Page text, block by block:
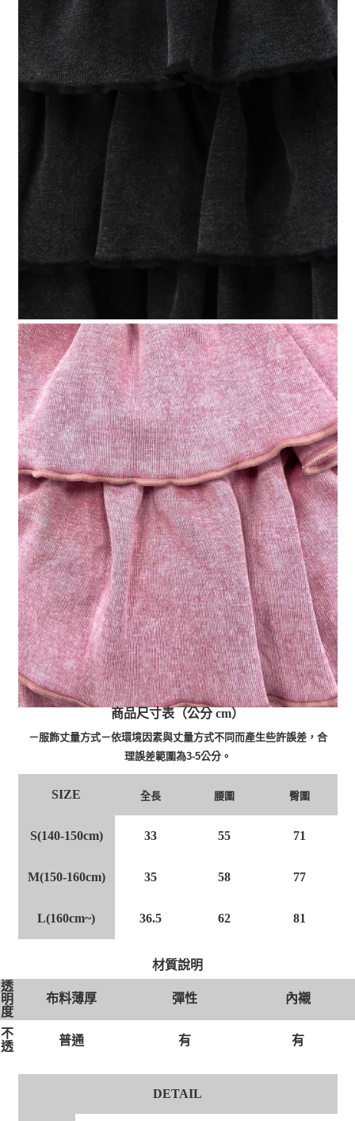
商品尺寸表（公分 cm）
－服飾丈量方式－依環境因素與丈量方式不同而產生些許誤差，合
理誤差範圍為3-5公分。
SIZE 全長 腰圍 臀圍
S(140-150cm) 33 55 71
M(150-160cm) 35 58 77
L(160cm~) 36.5 62 81
材質說明
透
明
度
布料薄厚 彈性 內襯
不
透
普通 有 有
DETAIL